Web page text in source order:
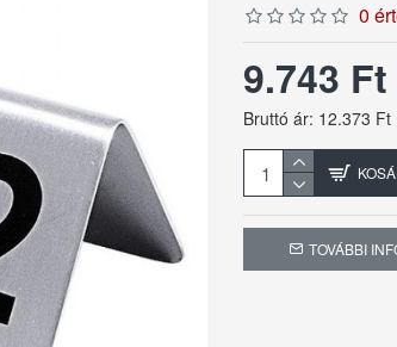
0
9.743 Ft
Bruttó ár: 12.373 Ft
TOVÁBBI